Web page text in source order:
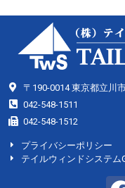
〒190-0014 東京都立川市
042-548-1511
042-548-1512
プライバシーポリシー
テイルウィンドシステム